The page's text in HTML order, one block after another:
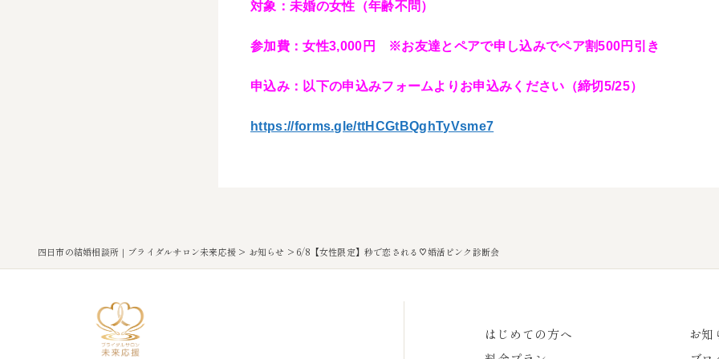
対象：未婚の女性（年齢不問）
参加費：女性3,000円 ※お友達とペアで申し込みでペア割500円引き
申込み：以下の申込みフォームよりお申込みください（締切5/25）
https://forms.gle/ttHCGtBQghTyVsme7
四日市の結婚相談所｜ブライダルサロン未来応援> お知らせ >6/8【女性限定】秒で恋される♡婚活ピンク診断会
はじめての方へ
お知